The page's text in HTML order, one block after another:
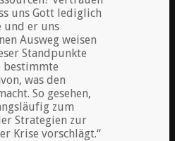
uns Gott lediglich
und er uns
Ausweg weisen
Standpunkte
was den
So gesehen,
zum
Strategien zur
Krise vorschlägt.“